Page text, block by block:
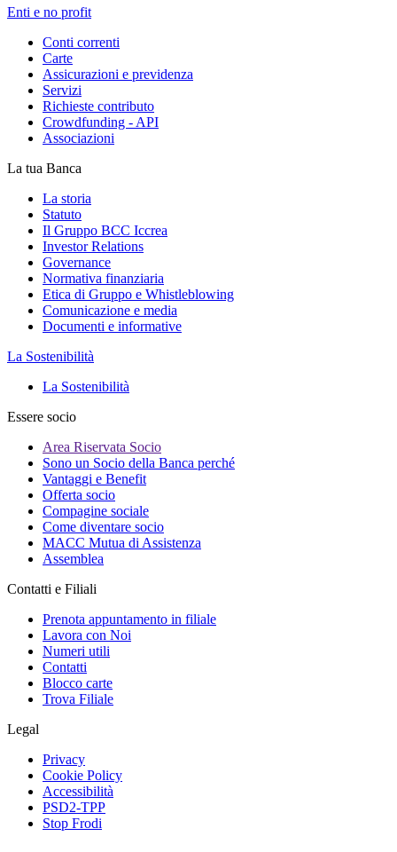
Enti e no profit
Conti correnti
Carte
Assicurazioni e previdenza
Servizi
Richieste contributo
Crowdfunding - API
Associazioni
La tua Banca
La storia
Statuto
Il Gruppo BCC Iccrea
Investor Relations
Governance
Normativa finanziaria
Etica di Gruppo e Whistleblowing
Comunicazione e media
Documenti e informative
La Sostenibilità
La Sostenibilità
Essere socio
Area Riservata Socio
Sono un Socio della Banca perché
Vantaggi e Benefit
Offerta socio
Compagine sociale
Come diventare socio
MACC Mutua di Assistenza
Assemblea
Contatti e Filiali
Prenota appuntamento in filiale
Lavora con Noi
Numeri utili
Contatti
Blocco carte
Trova Filiale
Legal
Privacy
Cookie Policy
Accessibilità
PSD2-TPP
Stop Frodi